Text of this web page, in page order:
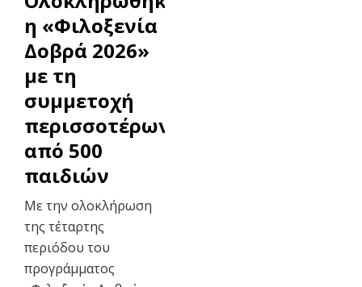
η «Φιλοξενία
Δοβρά 2026»
με τη
συμμετοχή
περισσοτέρων
από 500
παιδιών
Με την ολοκλήρωση
της τέταρτης
περιόδου του
προγράμματος